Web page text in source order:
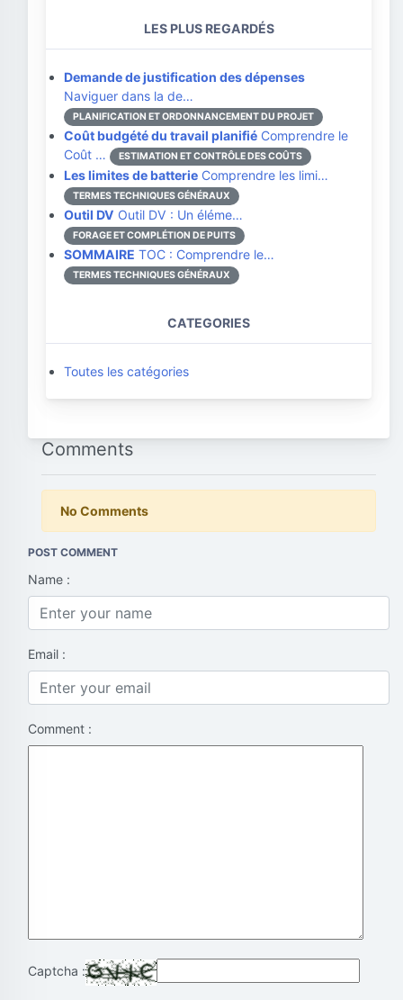
LES PLUS REGARDÉS
Demande de justification des dépenses
Naviguer dans la de…
PLANIFICATION ET ORDONNANCEMENT DU PROJET
Coût budgété du travail planifié Comprendre le
Coût …
ESTIMATION ET CONTRÔLE DES COÛTS
Les limites de batterie Comprendre les limi…
TERMES TECHNIQUES GÉNÉRAUX
Outil DV Outil DV : Un éléme…
FORAGE ET COMPLÉTION DE PUITS
SOMMAIRE TOC : Comprendre le…
TERMES TECHNIQUES GÉNÉRAUX
CATEGORIES
Toutes les catégories
Comments
No Comments
POST COMMENT
Name :
Email :
Comment :
Captcha :